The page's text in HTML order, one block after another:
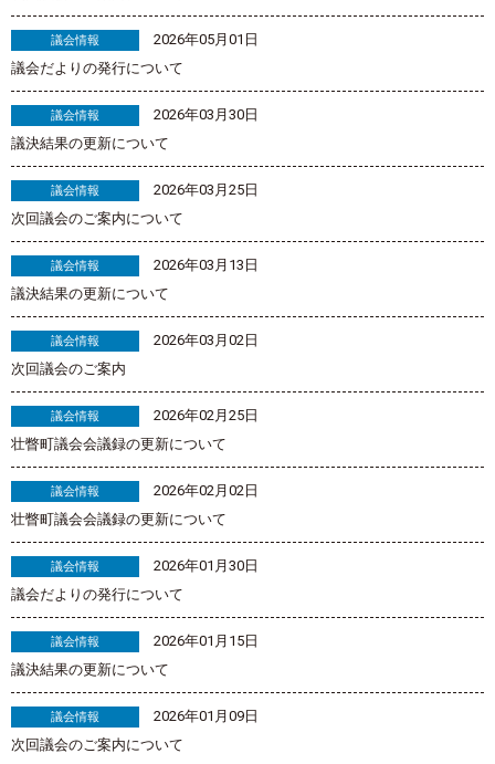
議会情報
2026年05月01日
議会だよりの発行について
議会情報
2026年03月30日
議決結果の更新について
議会情報
2026年03月25日
次回議会のご案内について
議会情報
2026年03月13日
議決結果の更新について
議会情報
2026年03月02日
次回議会のご案内
議会情報
2026年02月25日
壮瞥町議会会議録の更新について
議会情報
2026年02月02日
壮瞥町議会会議録の更新について
議会情報
2026年01月30日
議会だよりの発行について
議会情報
2026年01月15日
議決結果の更新について
議会情報
2026年01月09日
次回議会のご案内について